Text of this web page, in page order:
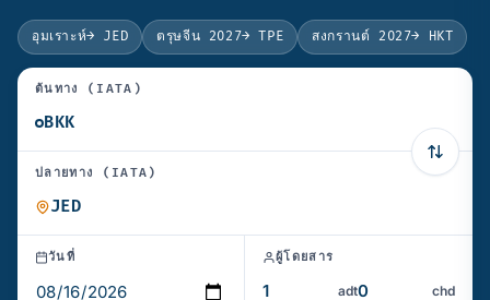
อุมเราะห์→ JED ตรุษจีน 2027→ TPE สงกรานต์ 2027→ HKT
ต้นทาง (IATA)
ปลายทาง (IATA)
วันที่ ผู้โดยสาร
adt chd